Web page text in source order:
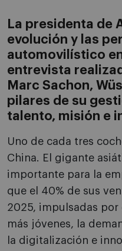
La presidenta de
evolución y las
automovilístico
entrevista
Marc Sachon,
pilares de su
talento, misión e
Uno de cada tres
China. El gigante
importante para la
que el 40% de sus
2025, impulsadas
más jóvenes, la
la digitalización e